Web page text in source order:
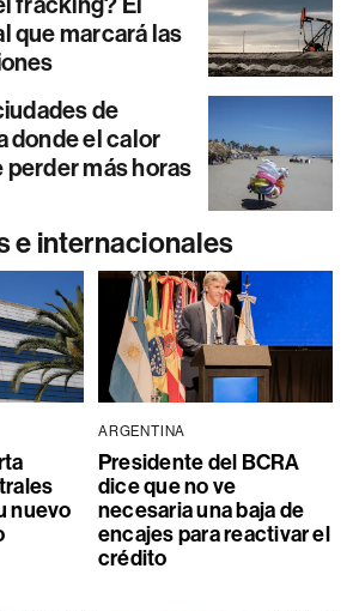
que marcará las
de
donde el calor
más horas
e internacionales
nuevo
ARGENTINA
Presidente del BCRA
dice que no ve
necesaria una baja de
encajes para reactivar el
crédito